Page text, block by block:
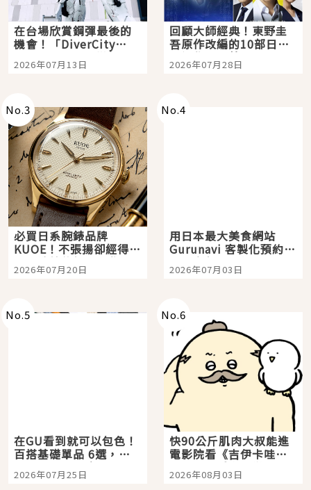
在台場欣賞鋼彈最後的
機會！「DiverCity
Tokyo Plaza」搭船、
購物、美食及夜景，一
2026年07月13日
回顧大師經典！東野圭
吾原作改編的10部日本
影視作品推薦
2026年07月28日
No.3
必買日系腕錶品牌
KUOE！不張揚卻經得起
時間洗鍊的經典之作五
選
2026年07月20日
No.4
用日本最大美食網站
Gurunavi 客製化預約九
大都市餐廳，打造專屬
美食體驗！
2026年07月03日
No.5
在GU看到就可以包色！
百搭基礎單品 6選，閉
眼全收也不心疼
2026年07月25日
No.6
快90公斤肌肉大叔能進
電影院看《吉伊卡哇》
嗎？日本重金屬樂團
「打首」會長與nagano
2026年08月03日